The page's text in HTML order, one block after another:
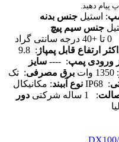
دهید.
: استیل جنس بدنه
جنس سیم پیچ
گراد
ارتفاع قابل پمپاژ
: 9.8
ورودی پمپ: ---- سایز
: 1350 وات برق مصرفی: تک
: IP68 نوع آببند: مکانیکال
: 1 ساله شرکتی
دور